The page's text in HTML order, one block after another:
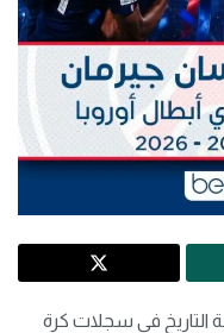
التاريخ في سجلات كرة